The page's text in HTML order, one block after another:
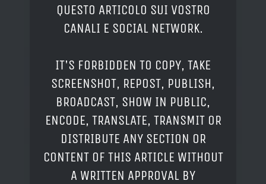
QUESTO ARTICOLO SUI VOSTRO
CANALI E SOCIAL NETWORK.
IT'S FORBIDDEN TO COPY, TAKE
SCREENSHOT, REPOST, PUBLISH,
BROADCAST, SHOW IN PUBLIC,
ENCODE, TRANSLATE, TRANSMIT OR
DISTRIBUTE ANY SECTION OR
CONTENT OF THIS ARTICLE WITHOUT
A WRITTEN APPROVAL BY